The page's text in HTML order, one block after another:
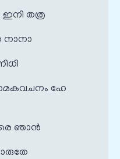
തത്ര
ഹേ
ഞാന്‍